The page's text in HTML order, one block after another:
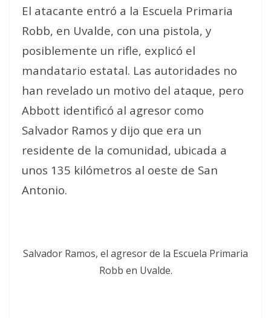
El atacante entró a la Escuela Primaria
Robb, en Uvalde, con una pistola, y
posiblemente un rifle, explicó el
mandatario estatal. Las autoridades no
han revelado un motivo del ataque, pero
Abbott identificó al agresor como
Salvador Ramos y dijo que era un
residente de la comunidad, ubicada a
unos 135 kilómetros al oeste de San
Antonio.
Salvador Ramos, el agresor de la Escuela Primaria
Robb en Uvalde.